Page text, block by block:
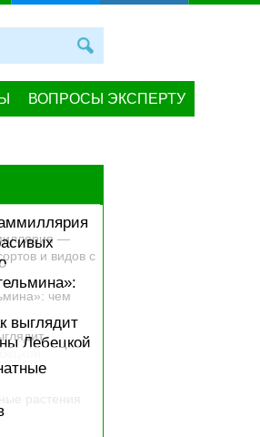
ВОПРОСЫ ЭКСПЕРТУ
выглядит
Лебецкой